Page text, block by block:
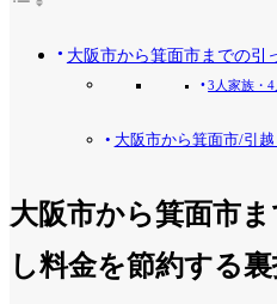
大阪市から箕面市までの引
3人家族・
大阪市から箕面市/引
大阪市から箕面市
し料金を節約する